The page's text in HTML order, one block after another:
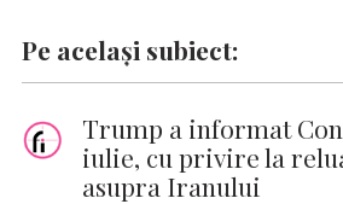
Pe același subiect:
Trump a informat
iulie, cu privire la
asupra Iranului